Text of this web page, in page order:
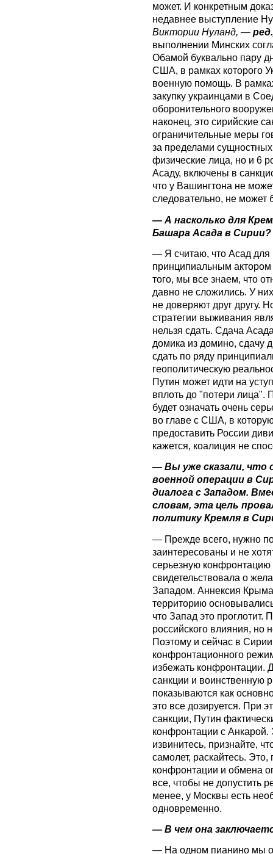
может. И конкретным
недавнее выступление
Виктории Нуланд, — ред.
выполнении Минских
Обамой буквально пару
США, в рамках которого
военную помощь. В
закупку украинцами в
оборонительного
наконец, это сирийские
ограничительные меры
за пределами
физические лица, но и 6
Асаду, включены в
что у Вашингтона не
следовательно, не может
— А насколько для
Башара Асада в Сирии?
— Я считаю, что Асад для
принципиальным актором
того, мы все знаем, что
давно не сложились. У
не доверяют друг другу.
стратегии выживания
нельзя сдать. Сдача
домика из домино, сдачу
сдать по ряду
геополитическую
Путин может идти на
вплоть до "потери лица".
будет означать очень
во главе с США, в
предоставить России
кажется, коалиция не
— Вы уже сказали, что
военной операции в
диалога с Западом.
словам, эта цель
политику Кремля в
— Прежде всего, нужно
заинтересованы и не
серьезную
свидетельствовала о
Западом. Аннексия
территорию
что Запад это проглотит.
российского влияния, но
Поэтому и сейчас в
конфронтационного
избежать конфронтации.
санкции и воинственную
показываются как
это все дозируется. При
санкции, Путин
конфронтации с
извинитесь, признайте,
самолет, раскайтесь.
конфронтации и обмена
все, чтобы не допустить
менее, у Москвы есть
одновременно.
— В чем она
— На одном пианино мы